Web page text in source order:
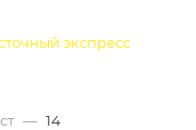
экспресс
— 14